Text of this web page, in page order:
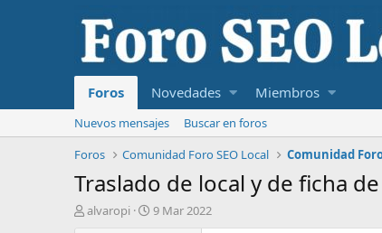
Foros Novedades Miembros
Nuevos mensajes
Buscar en foros
Foros
Comunidad Foro SEO Local Comunidad
Traslado de local y de ficha
Ialvaropi
F
9 Mar 2022